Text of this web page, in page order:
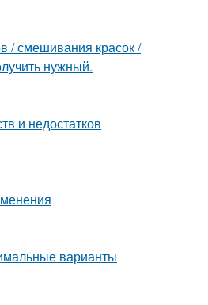
/ смешивания красок /
нужный.
и недостатков
варианты